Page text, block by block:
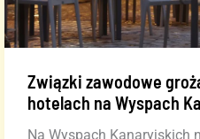
Związki zawodowe
hotelach na Wyspach
Na Wyspach Kanaryjskich